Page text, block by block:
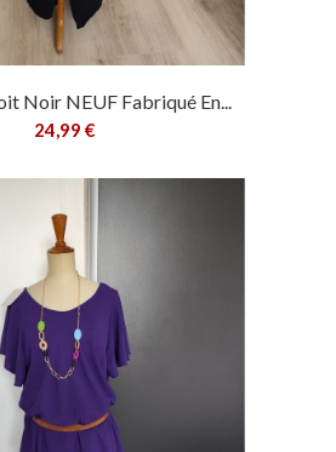
Noir NEUF Fabriqué En...
24,99 €